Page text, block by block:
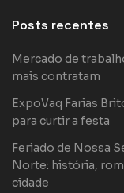
Posts recentes
Mercado de
mais contratam
ExpoVaq Farias
para curtir a festa
Feriado de Nossa
Norte: história,
cidade